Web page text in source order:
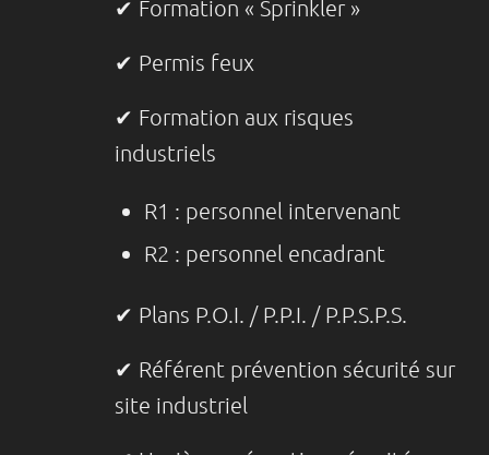
✔ Formation « Sprinkler »
✔ Permis feux
✔ Formation aux risques
industriels
R1 : personnel intervenant
R2 : personnel encadrant
✔ Plans P.O.I. / P.P.I. / P.P.S.P.S.
✔ Référent prévention sécurité sur
site industriel